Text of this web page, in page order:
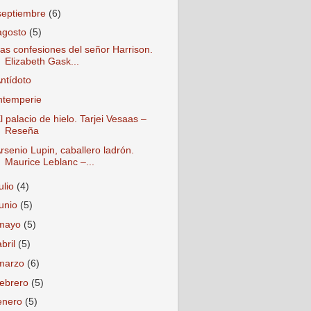
(6)
(5)
confesiones del señor Harrison.
Elizabeth Gask...
palacio de hielo. Tarjei Vesaas –
Reseña
Lupin, caballero ladrón.
Maurice Leblanc –...
(4)
(5)
(5)
(5)
(6)
(5)
(5)